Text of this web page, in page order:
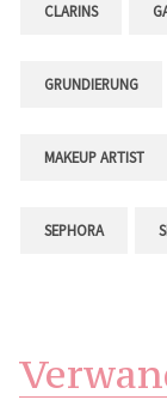
CLARINS
GRUNDIERUNG
MAKEUP ARTIST
SEPHORA